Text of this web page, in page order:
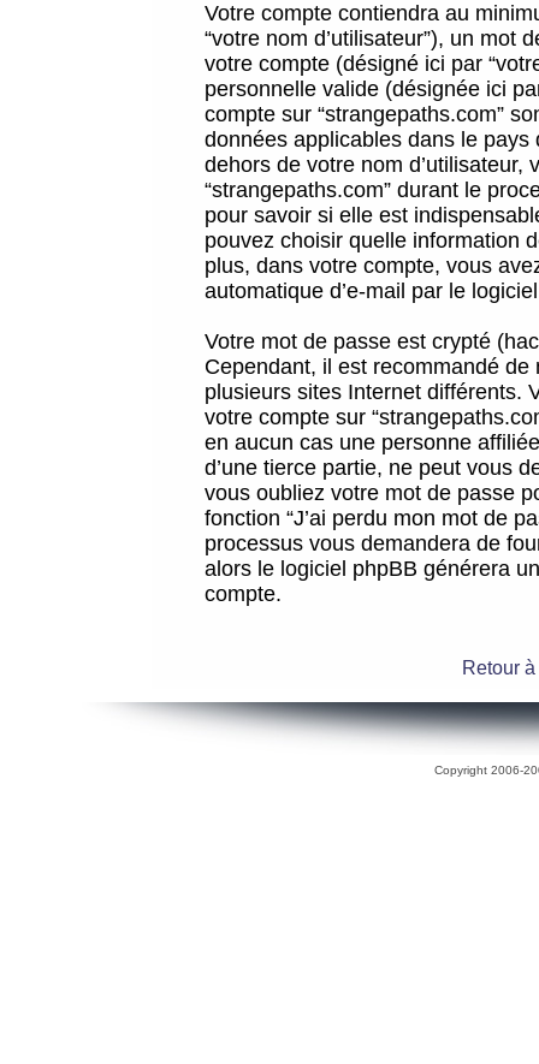
Votre compte contiendra au
“votre nom d’utilisateur”), un mot
votre compte (désigné ici par
personnelle valide (désignée ici
compte sur “strangepaths.com”
données applicables dans le
dehors de votre nom
“strangepaths.com” durant le
pour savoir si elle est
pouvez choisir quelle information
plus, dans votre compte, vous
automatique d’e-mail par le
Votre mot de passe est crypté
Cependant, il est recommandé
plusieurs sites Internet différents.
votre compte sur
en aucun cas une personne
d’une tierce partie, ne peut vous
vous oubliez votre mot de passe
fonction “J’ai perdu mon mot de
processus vous demandera de
alors le logiciel phpBB générera
compte.
Retour
Copyright 2006-